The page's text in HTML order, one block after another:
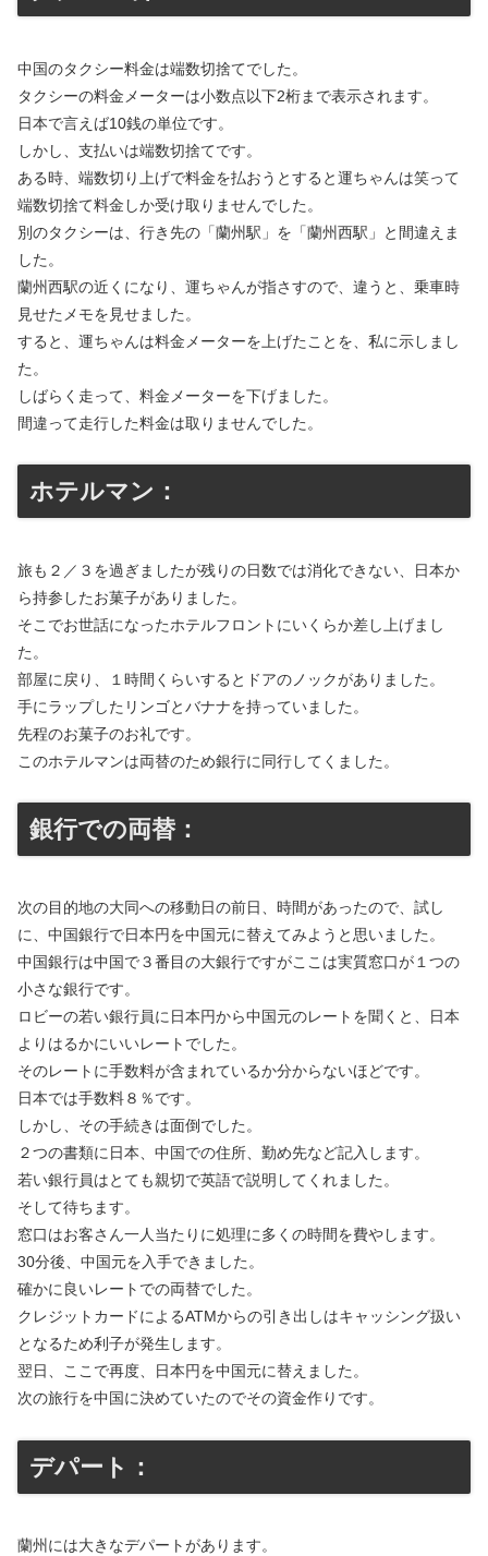
中国のタクシー料金は端数切捨てでした。
タクシーの料金メーターは小数点以下2桁まで表示されます。
日本で言えば10銭の単位です。
しかし、支払いは端数切捨てです。
ある時、端数切り上げで料金を払おうとすると運ちゃんは笑って
端数切捨て料金しか受け取りませんでした。
別のタクシーは、行き先の「蘭州駅」を「蘭州西駅」と間違えま
した。
蘭州西駅の近くになり、運ちゃんが指さすので、違うと、乗車時
見せたメモを見せました。
すると、運ちゃんは料金メーターを上げたことを、私に示しまし
た。
しばらく走って、料金メーターを下げました。
間違って走行した料金は取りませんでした。
ホテルマン：
旅も２／３を過ぎましたが残りの日数では消化できない、日本か
ら持参したお菓子がありました。
そこでお世話になったホテルフロントにいくらか差し上げまし
た。
部屋に戻り、１時間くらいするとドアのノックがありました。
手にラップしたリンゴとバナナを持っていました。
先程のお菓子のお礼です。
このホテルマンは両替のため銀行に同行してくました。
銀行での両替：
次の目的地の大同への移動日の前日、時間があったので、試し
に、中国銀行で日本円を中国元に替えてみようと思いました。
中国銀行は中国で３番目の大銀行ですがここは実質窓口が１つの
小さな銀行です。
ロビーの若い銀行員に日本円から中国元のレートを聞くと、日本
よりはるかにいいレートでした。
そのレートに手数料が含まれているか分からないほどです。
日本では手数料８％です。
しかし、その手続きは面倒でした。
２つの書類に日本、中国での住所、勤め先など記入します。
若い銀行員はとても親切で英語で説明してくれました。
そして待ちます。
窓口はお客さん一人当たりに処理に多くの時間を費やします。
30分後、中国元を入手できました。
確かに良いレートでの両替でした。
クレジットカードによるATMからの引き出しはキャッシング扱い
となるため利子が発生します。
翌日、ここで再度、日本円を中国元に替えました。
次の旅行を中国に決めていたのでその資金作りです。
デパート：
蘭州には大きなデパートがあります。